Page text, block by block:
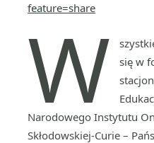
feature=share
W
się w
Narodowego Instytutu
Skłodowskiej-Curie –